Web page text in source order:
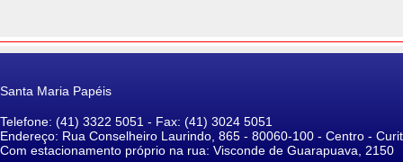
Santa Maria Papéis
Telefone: (41) 3322 5051 - Fax: (41) 3024 5051
Endereço: Rua Conselheiro Laurindo, 865 - 80060-100 - Centro -
Com estacionamento próprio na rua: Visconde de Guarapuava, 2150